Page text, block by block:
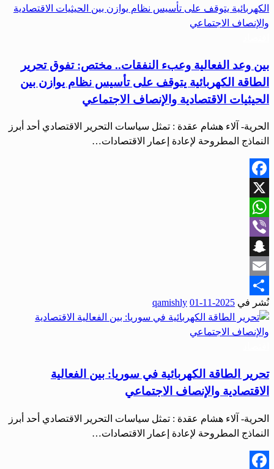
بين وعد الفعالية وعبء النفقات.. مختص: تفوق تحرير
الطاقة الكهربائية يتوقف على تأسيس نظام يوازن بين
الحيثيات الاقتصادية والإنصاف الاجتماعي
الحرية- آلاء هشام عقدة : تمثل سياسات التحرير الاقتصادي أحد أبرز
النماذج المطروحة لإعادة إعمار الاقتصادات…
Facebook
X
WhatsApp
Viber
Snapchat
Email
Share
نُشر في 2025-11-01
qamishly
تحرير الطاقة الكهربائية في سوريا: بين الفعالية
الاقتصادية والإنصاف الاجتماعي
الحرية- آلاء هشام عقدة : تمثل سياسات التحرير الاقتصادي أحد أبرز
النماذج المطروحة لإعادة إعمار الاقتصادات…